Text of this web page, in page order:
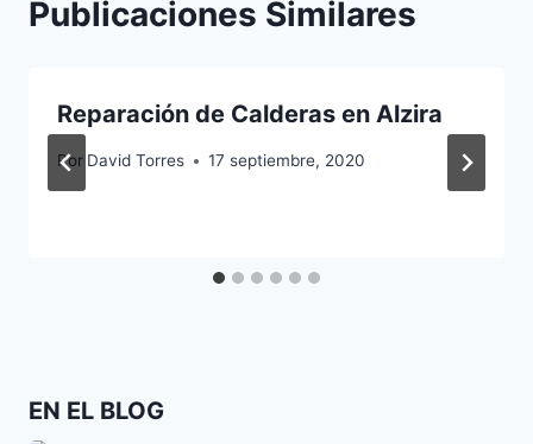
Publicaciones Similares
Reparación de Calderas en Alzira
Por David Torres 17 septiembre, 2020
EN EL BLOG